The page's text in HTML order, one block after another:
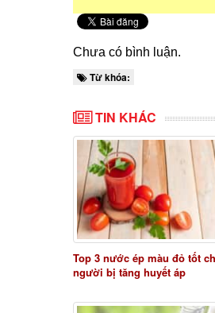
Chưa có bình luận.
Từ khóa:
TIN KHÁC
Top 3 nước ép màu đỏ tốt
người bị tăng huyết áp